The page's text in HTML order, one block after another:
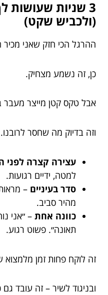
3 שניות
(ולכביש שקט)
ההרגל הכי חזק שאני מכיר
כן, זה נשמע מצחיק.
אבל טקס קטן מייצר מעבר
וזה בדיוק מה שחסר לרובנו.
עצירה קצרה לפני
למטה, ידיים רגועות.
סדר בעיניים –
מהיר סביב.
כוונה אחת – ״אני
תאונה״. פשוט רגוע.
זה לוקח פחות זמן מלמצוא
ובניגוד לשיר – זה עובד